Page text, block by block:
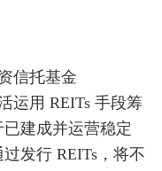
信托基金
运用 REITs 手段筹
建成并运营稳定
发行 REITs，将不